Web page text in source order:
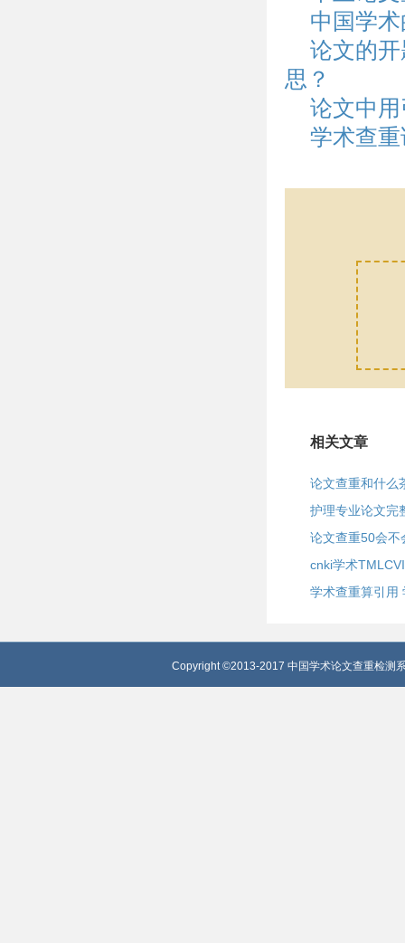
中国学
论文的
思？
论文中
学术查
相关文章
论文查重和什么
护理专业论文完
论文查重50会不
cnki学术
学术查重算引用
Copyright ©2013-2017 中国学术论文查重检